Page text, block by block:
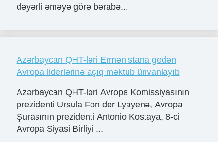
dəyərli əməyə görə bərabə...
Azərbaycan QHT-ləri Ermənistana gedən
Avropa liderlərinə açıq məktub ünvanlayıb
Azərbaycan QHT-ləri Avropa Komissiyasının
prezidenti Ursula Fon der Lyayenə, Avropa
Şurasının prezidenti Antonio Kostaya, 8-ci
Avropa Siyasi Birliyi ...